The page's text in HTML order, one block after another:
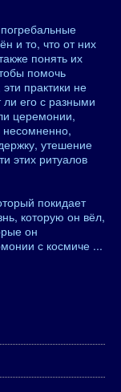
и то, что от них
понять их
помочь
практики не
его с разными
церемонии,
несомненно,
утешение
этих ритуалов
покидает
которую он вёл,
он
с космиче ...